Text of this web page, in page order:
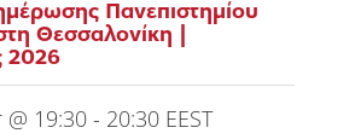
Πανεπιστημίου
Θεσσαλονίκη |
2026
19:30 - 20:30 EEST